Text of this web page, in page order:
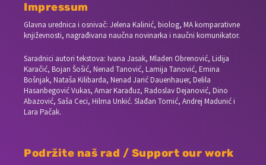
Impressum
Glavna urednica i osnivač: Jelena Kalinić, biolog, MA komparativne
književnosti, nagrađivana naučna novinarka i naučni komunikator.
Saradnici autori tekstova: Ivana Jasak, Mladen Obrenović, Lidija
Karačić, Bojan Šošić, Nenad Tanović, Lamija Tanović, Emina
Bošnjak, Nataša Kilibarda, Nenad Jarić Dauenhauer, Delila
Hasanbegović Vukas, Amar Karađuz, Radoslav Dejanović, Dino
Abazović, Saša Ceci, Hilma Unkić. Slađan Tomić, Andrej Madunić i
Lara Pačak.
Podržite naš rad / Support our work